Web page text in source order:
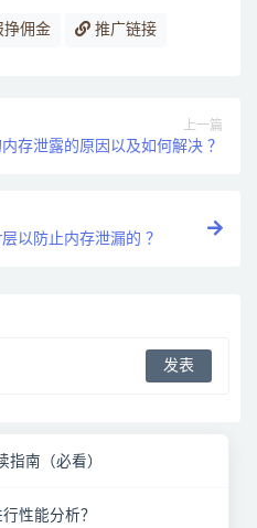
佣金 推广链接
上一篇
存泄露的原因以及如何解决 ？
以防止内存泄漏的 ？
南（必看）
性能分析？